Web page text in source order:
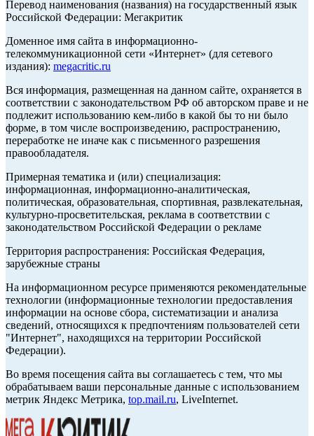
Перевод наименования (названия) на государственный язык
Российской Федерации: Мегакритик
Доменное имя сайта в информационно-
телекоммуникационной сети «Интернет» (для сетевого
издания): megacritic.ru
Вся информация, размещенная на данном сайте, охраняется в
соответствии с законодательством РФ об авторском праве и не
подлежит использованию кем-либо в какой бы то ни было
форме, в том числе воспроизведению, распространению,
переработке не иначе как с письменного разрешения
правообладателя.
Примерная тематика и (или) специализация:
информационная, информационно-аналитическая,
политическая, образовательная, спортивная, развлекательная,
культурно-просветительская, реклама в соответствии с
законодательством Российской Федерации о рекламе
Территория распространения: Российская Федерация,
зарубежные страны
На информационном ресурсе применяются рекомендательные
технологии (информационные технологии предоставления
информации на основе сбора, систематизации и анализа
сведений, относящихся к предпочтениям пользователей сети
"Интернет", находящихся на территории Российской
Федерации).
Во время посещения сайта вы соглашаетесь с тем, что мы
обрабатываем ваши персональные данные с использованием
метрик Яндекс Метрика, top.mail.ru, LiveInternet.